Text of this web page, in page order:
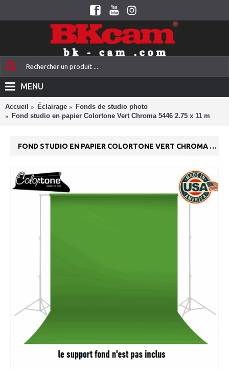
MENU
Accueil Éclairage
Fonds de studio photo
Fond studio en papier Colortone Vert Chroma 5446 2.75 x 11 m
FOND STUDIO EN PAPIER COLORTONE VERT CHROMA 5446 2.75 X 11 M